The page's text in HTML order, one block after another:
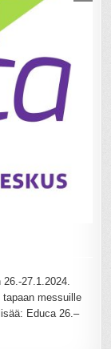
27.1.2024.
messuille
Educa 26.–